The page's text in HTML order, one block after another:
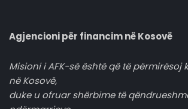
Agjencioni për financim në Kosovë
Misioni i AFK-së është që të përmirësoj
në Kosovë,
duke u ofruar shërbime të